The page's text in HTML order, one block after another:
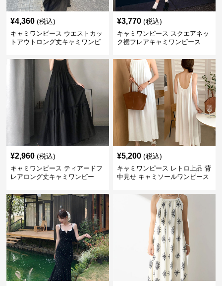
¥4,360 (税込)
キャミワンピース ウエストカッ
トアウトロング丈キャミワンピ
¥3,770 (税込)
キャミワンピース スクエアネッ
ク裾フレアキャミワンピース
¥2,960 (税込)
キャミワンピース ティアードフ
レアロング丈キャミワンピー
¥5,200 (税込)
キャミワンピース レトロ上品 背
中見せ キャミソールワンピース